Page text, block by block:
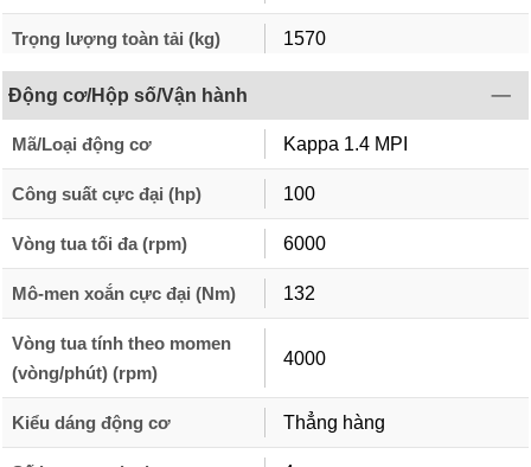
Trọng lượng toàn tải (kg) 1570
Động cơ/Hộp số/Vận hành
Mã/Loại động cơ Kappa 1.4 MPI
Công suất cực đại (hp) 100
Vòng tua tối đa (rpm) 6000
Mô-men xoắn cực đại (Nm) 132
Vòng tua tính theo momen
(vòng/phút) (rpm)
4000
Kiểu dáng động cơ Thẳng hàng